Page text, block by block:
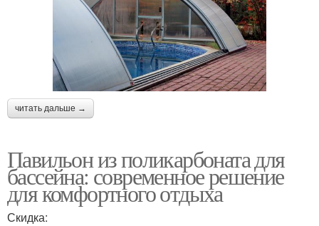
читать дальше →
Павильон из поликарбоната для
бассейна: современное решение
для комфортного отдыха
Скидка: